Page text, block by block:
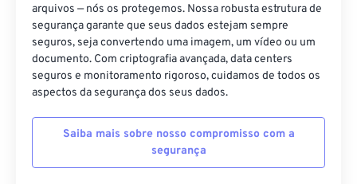
arquivos — nós os protegemos. Nossa robusta estrutura de
segurança garante que seus dados estejam sempre
seguros, seja convertendo uma imagem, um vídeo ou um
documento. Com criptografia avançada, data centers
seguros e monitoramento rigoroso, cuidamos de todos os
aspectos da segurança dos seus dados.
Saiba mais sobre nosso compromisso com a
segurança